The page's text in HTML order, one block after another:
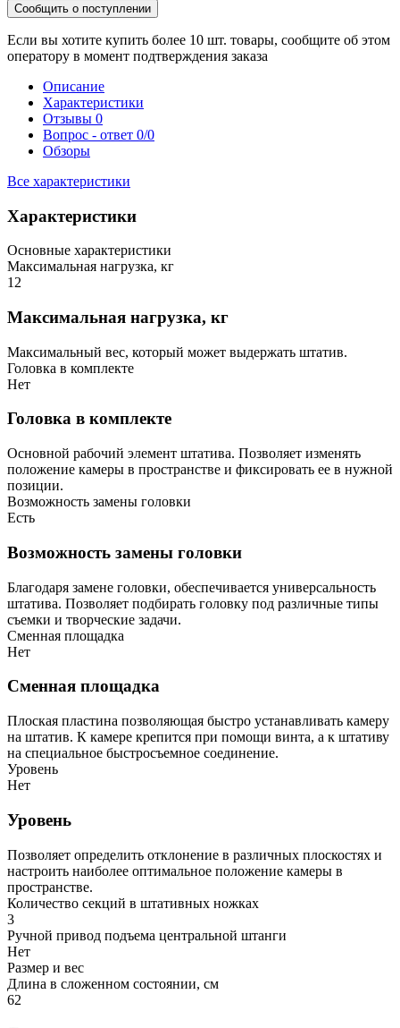
Сообщить о поступлении
Если вы хотите купить более 10 шт. товары, сообщите об этом
оператору в момент подтверждения заказа
Описание
Характеристики
Отзывы 0
Вопрос - ответ 0/0
Обзоры
Все характеристики
Характеристики
Основные характеристики
Максимальная нагрузка, кг
12
Максимальная нагрузка, кг
Максимальный вес, который может выдержать штатив.
Головка в комплекте
Нет
Головка в комплекте
Основной рабочий элемент штатива. Позволяет изменять
положение камеры в пространстве и фиксировать ее в нужной
позиции.
Возможность замены головки
Есть
Возможность замены головки
Благодаря замене головки, обеспечивается универсальность
штатива. Позволяет подбирать головку под различные типы
съемки и творческие задачи.
Сменная площадка
Нет
Сменная площадка
Плоская пластина позволяющая быстро устанавливать камеру
на штатив. К камере крепится при помощи винта, а к штативу
на специальное быстросъемное соединение.
Уровень
Нет
Уровень
Позволяет определить отклонение в различных плоскостях и
настроить наиболее оптимальное положение камеры в
пространстве.
Количество секций в штативных ножках
3
Ручной привод подъема центральной штанги
Нет
Размер и вес
Длина в сложенном состоянии, см
62